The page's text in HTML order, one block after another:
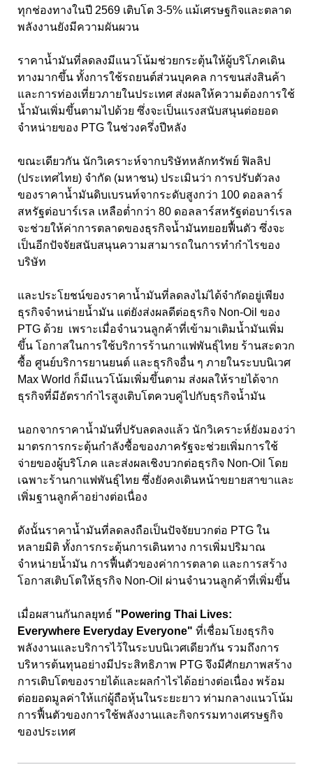
ทุกช่องทางในปี 2569 เติบโต 3-5% แม้เศรษฐกิจและตลาด
พลังงานยังมีความผันผวน
ราคาน้ำมันที่ลดลงมีแนวโน้มช่วยกระตุ้นให้ผู้บริโภคเดิน
ทางมากขึ้น ทั้งการใช้รถยนต์ส่วนบุคคล การขนส่งสินค้า
และการท่องเที่ยวภายในประเทศ ส่งผลให้ความต้องการใช้
น้ำมันเพิ่มขึ้นตามไปด้วย ซึ่งจะเป็นแรงสนับสนุนต่อยอด
จำหน่ายของ PTG ในช่วงครึ่งปีหลัง
ขณะเดียวกัน นักวิเคราะห์จากบริษัทหลักทรัพย์ ฟิลลิป
(ประเทศไทย) จำกัด (มหาชน) ประเมินว่า การปรับตัวลง
ของราคาน้ำมันดิบเบรนท์จากระดับสูงกว่า 100 ดอลลาร์
สหรัฐต่อบาร์เรล เหลือต่ำกว่า 80 ดอลลาร์สหรัฐต่อบาร์เรล
จะช่วยให้ค่าการตลาดของธุรกิจน้ำมันทยอยฟื้นตัว ซึ่งจะ
เป็นอีกปัจจัยสนับสนุนความสามารถในการทำกำไรของ
บริษัท
และประโยชน์ของราคาน้ำมันที่ลดลงไม่ได้จำกัดอยู่เพียง
ธุรกิจจำหน่ายน้ำมัน แต่ยังส่งผลดีต่อธุรกิจ Non-Oil ของ
PTG ด้วย เพราะเมื่อจำนวนลูกค้าที่เข้ามาเติมน้ำมันเพิ่ม
ขึ้น โอกาสในการใช้บริการร้านกาแฟพันธุ์ไทย ร้านสะดวก
ซื้อ ศูนย์บริการยานยนต์ และธุรกิจอื่น ๆ ภายในระบบนิเวศ
Max World ก็มีแนวโน้มเพิ่มขึ้นตาม ส่งผลให้รายได้จาก
ธุรกิจที่มีอัตรากำไรสูงเติบโตควบคู่ไปกับธุรกิจน้ำมัน
นอกจากราคาน้ำมันที่ปรับลดลงแล้ว นักวิเคราะห์ยังมองว่า
มาตรการกระตุ้นกำลังซื้อของภาครัฐจะช่วยเพิ่มการใช้
จ่ายของผู้บริโภค และส่งผลเชิงบวกต่อธุรกิจ Non-Oil โดย
เฉพาะร้านกาแฟพันธุ์ไทย ซึ่งยังคงเดินหน้าขยายสาขาและ
เพิ่มฐานลูกค้าอย่างต่อเนื่อง
ดังนั้นราคาน้ำมันที่ลดลงถือเป็นปัจจัยบวกต่อ PTG ใน
หลายมิติ ทั้งการกระตุ้นการเดินทาง การเพิ่มปริมาณ
จำหน่ายน้ำมัน การฟื้นตัวของค่าการตลาด และการสร้าง
โอกาสเติบโตให้ธุรกิจ Non-Oil ผ่านจำนวนลูกค้าที่เพิ่มขึ้น
เมื่อผสานกันกลยุทธ์ "Powering Thai Lives:
Everywhere Everyday Everyone" ที่เชื่อมโยงธุรกิจ
พลังงานและบริการไว้ในระบบนิเวศเดียวกัน รวมถึงการ
บริหารต้นทุนอย่างมีประสิทธิภาพ PTG จึงมีศักยภาพสร้าง
การเติบโตของรายได้และผลกำไรได้อย่างต่อเนื่อง พร้อม
ต่อยอดมูลค่าให้แก่ผู้ถือหุ้นในระยะยาว ท่ามกลางแนวโน้ม
การฟื้นตัวของการใช้พลังงานและกิจกรรมทางเศรษฐกิจ
ของประเทศ